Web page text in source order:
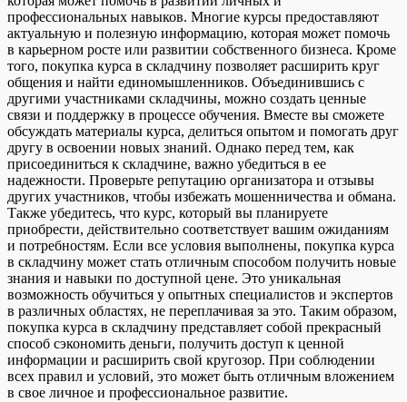
профессиональных навыков. Многие курсы предоставляют
актуальную и полезную информацию, которая может помочь
в карьерном росте или развитии собственного бизнеса. Кроме
того, покупка курса в складчину позволяет расширить круг
общения и найти единомышленников. Объединившись с
другими участниками складчины, можно создать ценные
связи и поддержку в процессе обучения. Вместе вы сможете
обсуждать материалы курса, делиться опытом и помогать друг
другу в освоении новых знаний. Однако перед тем, как
присоединиться к складчине, важно убедиться в ее
надежности. Проверьте репутацию организатора и отзывы
других участников, чтобы избежать мошенничества и обмана.
Также убедитесь, что курс, который вы планируете
приобрести, действительно соответствует вашим ожиданиям
и потребностям. Если все условия выполнены, покупка курса
в складчину может стать отличным способом получить новые
знания и навыки по доступной цене. Это уникальная
возможность обучиться у опытных специалистов и экспертов
в различных областях, не переплачивая за это. Таким образом,
покупка курса в складчину представляет собой прекрасный
способ сэкономить деньги, получить доступ к ценной
информации и расширить свой кругозор. При соблюдении
всех правил и условий, это может быть отличным вложением
в свое личное и профессиональное развитие.